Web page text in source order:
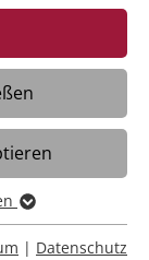
Funktionen
| Datenschutz